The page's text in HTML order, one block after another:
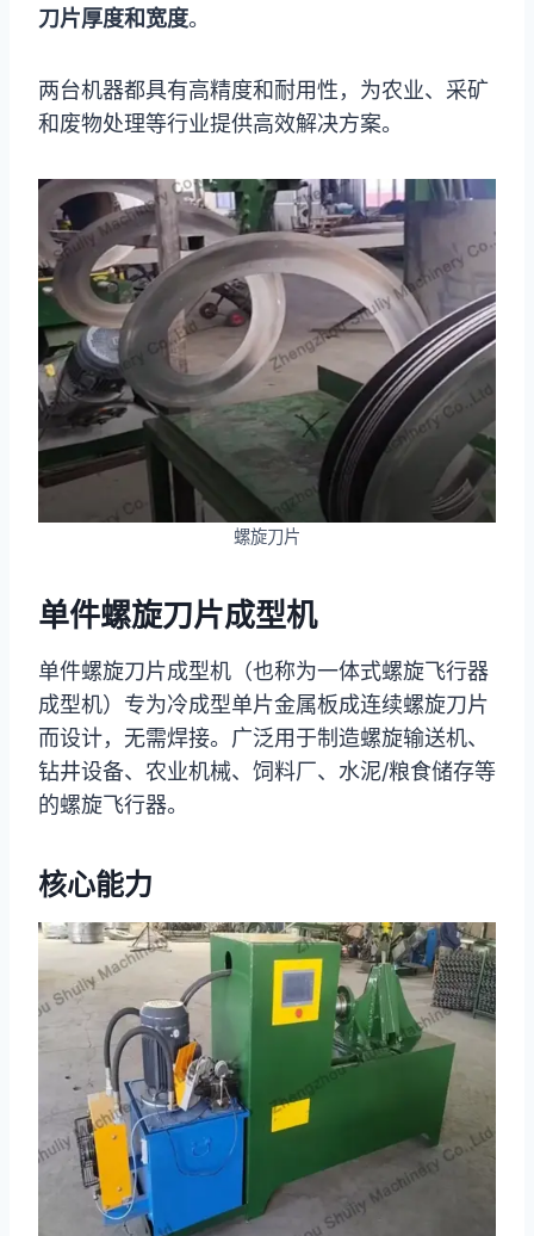
刀片厚度和宽度。
两台机器都具有高精度和耐用性，为农业、采矿
和废物处理等行业提供高效解决方案。
螺旋刀片
单件螺旋刀片成型机
单件螺旋刀片成型机（也称为一体式螺旋飞行器
成型机）专为冷成型单片金属板成连续螺旋刀片
而设计，无需焊接。广泛用于制造螺旋输送机、
钻井设备、农业机械、饲料厂、水泥/粮食储存等
的螺旋飞行器。
核心能力